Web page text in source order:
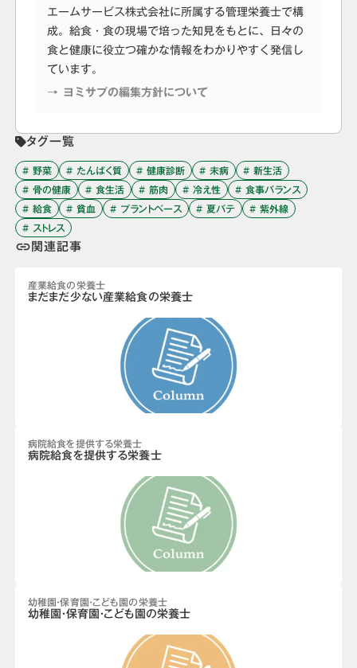
エームサービス株式会社に所属する管理栄養士で構
成。給食・食の現場で培った知見をもとに、日々の
食と健康に役立つ確かな情報をわかりやすく発信し
ています。
→ ヨミサプの編集方針について
タグ一覧
# 野菜 # たんぱく質 # 健康診断 # 未病
# 新生活
# 骨の健康
# 食生活 # 筋肉 # 冷え性
# 食事バランス
# 給食
# 貧血 # プラントベース # 夏バテ
# 紫外線
# ストレス
link関連記事
産業給食の栄養士
まだまだ少ない産業給食の栄養士
病院給食を提供する栄養士
病院給食を提供する栄養士
幼稚園・保育園・こども園の栄養士
幼稚園・保育園・こども園の栄養士